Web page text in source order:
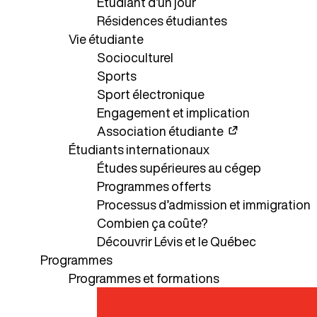
Résidences étudiantes
Vie étudiante
Socioculturel
Sports
Sport électronique
Engagement et implication
Association étudiante
Étudiants internationaux
Études supérieures au cégep
Programmes offerts
Processus d’admission et immigration
Combien ça coûte?
Découvrir Lévis et le Québec
Programmes
Programmes et formations